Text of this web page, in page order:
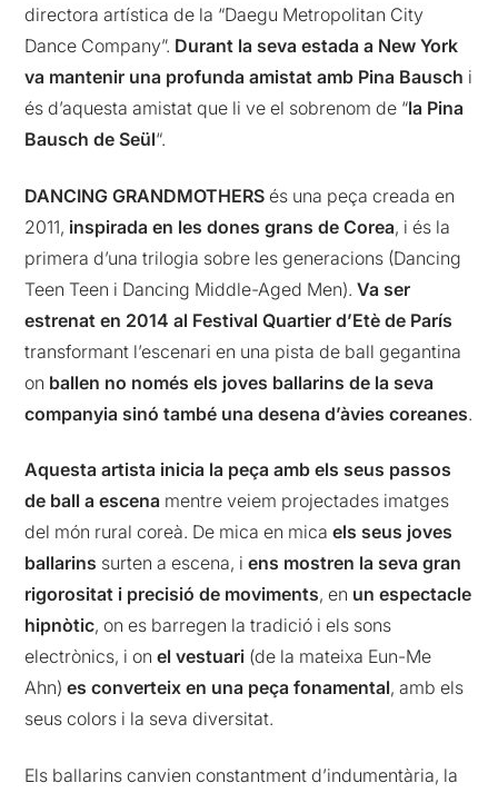
directora artística de la “Daegu Metropolitan City
Dance Company”. Durant la seva estada a New York
va mantenir una profunda amistat amb Pina Bausch i
és d’aquesta amistat que li ve el sobrenom de “la Pina
Bausch de Seül“.
DANCING GRANDMOTHERS és una peça creada en
2011, inspirada en les dones grans de Corea, i és la
primera d’una trilogia sobre les generacions (Dancing
Teen Teen i Dancing Middle-Aged Men).Va ser
estrenat en 2014 al Festival Quartier d’Etè de París
transformant l’escenari en una pista de ball gegantina
on ballen no només els joves ballarins de la seva
companyia sinó també una desena d’àvies coreanes.
Aquesta artista inicia la peça amb els seus passos
de ball a escena mentre veiem projectades imatges
del món rural coreà. De mica en micaels seus joves
ballarins surten a escena, iens mostren la seva gran
rigorositat i precisió de moviments, en un espectacle
hipnòtic, on es barregen la tradició i els sons
electrònics, i onel vestuari (de la mateixa Eun-Me
Ahn) es converteix en una peça fonamental, amb els
seus colors i la seva diversitat.
Els ballarins canvien constantment d’indumentària, la